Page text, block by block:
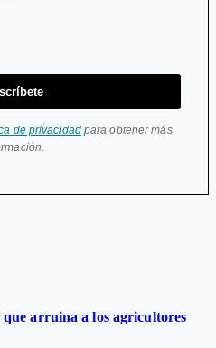
de privacidadpara obtener más
arruina a los agricultores